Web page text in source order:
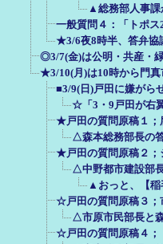
▲総務部人事課
一般質問４：「トポ
★3/6夜8時半、答弁協
◎3/7(金)は公明・共産・
★3/10(月)は10時から門真
■3/9(日)戸田に嫌がら
☆「3・9戸田が右
★戸田の質問原稿１；
△森本総務部長の
★戸田の質問原稿２；
△中野都市建設部
▲おっと、【稲
☆戸田の質問原稿３；
△市原市民部長と
☆戸田の質問原稿４；